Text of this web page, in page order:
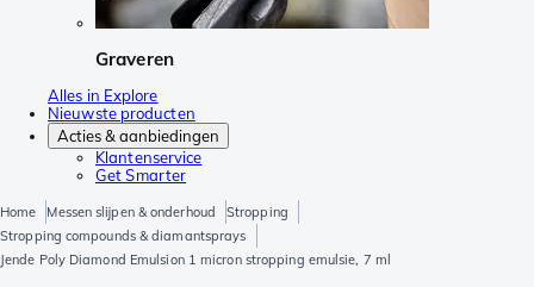
Graveren
Alles in Explore
Nieuwste producten
Acties & aanbiedingen
Klantenservice
Get Smarter
Home Messen slijpen & onderhoud
Stropping
Stropping compounds & diamantsprays
Jende Poly Diamond Emulsion 1 micron stropping emulsie, 7 ml